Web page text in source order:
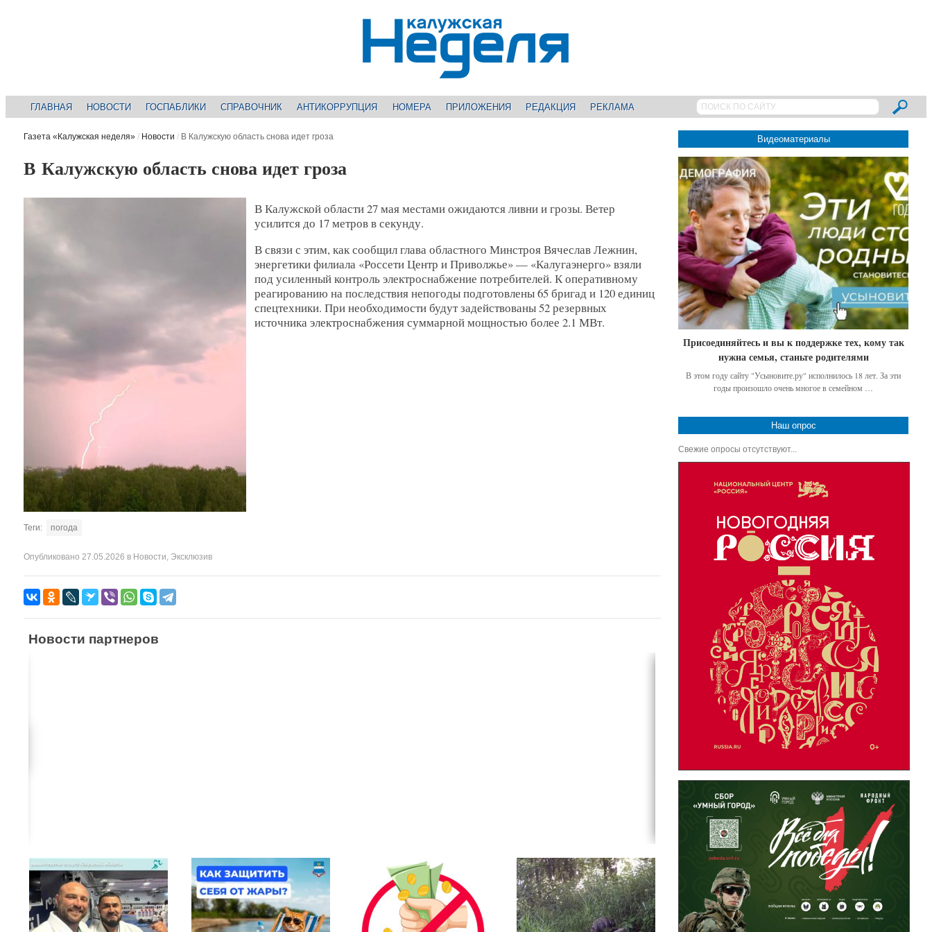
ГЛАВНАЯ НОВОСТИ ГОСПАБЛИКИ СПРАВОЧНИК АНТИКОРРУПЦИЯ НОМЕРА ПРИЛОЖЕНИЯ РЕДАКЦИЯ РЕКЛАМА
Газета «Калужская неделя» / Новости / В Калужскую область снова идет гроза
В Калужскую область снова идет гроза
В Калужской области 27 мая местами ожидаются ливни и грозы. Ветер
усилится до 17 метров в секунду.
В связи с этим, как сообщил глава областного Минстроя Вячеслав Лежнин,
энергетики филиала «Россети Центр и Приволжье» — «Калугаэнерго» взяли
под усиленный контроль электроснабжение потребителей. К оперативному
реагированию на последствия непогоды подготовлены 65 бригад и 120 единиц
спецтехники. При необходимости будут задействованы 52 резервных
источника электроснабжения суммарной мощностью более 2.1 МВт.
Теги: погода
Опубликовано 27.05.2026 в Новости, Эксклюзив
Новости партнеров
Видеоматериалы
Присоединяйтесь и вы к поддержке тех, кому так
нужна семья, станьте родителями
В этом году сайту "Усыновите.ру" исполнилось 18 лет. За эти
годы произошло очень многое в семейном …
Наш опрос
Свежие опросы отсутствуют...